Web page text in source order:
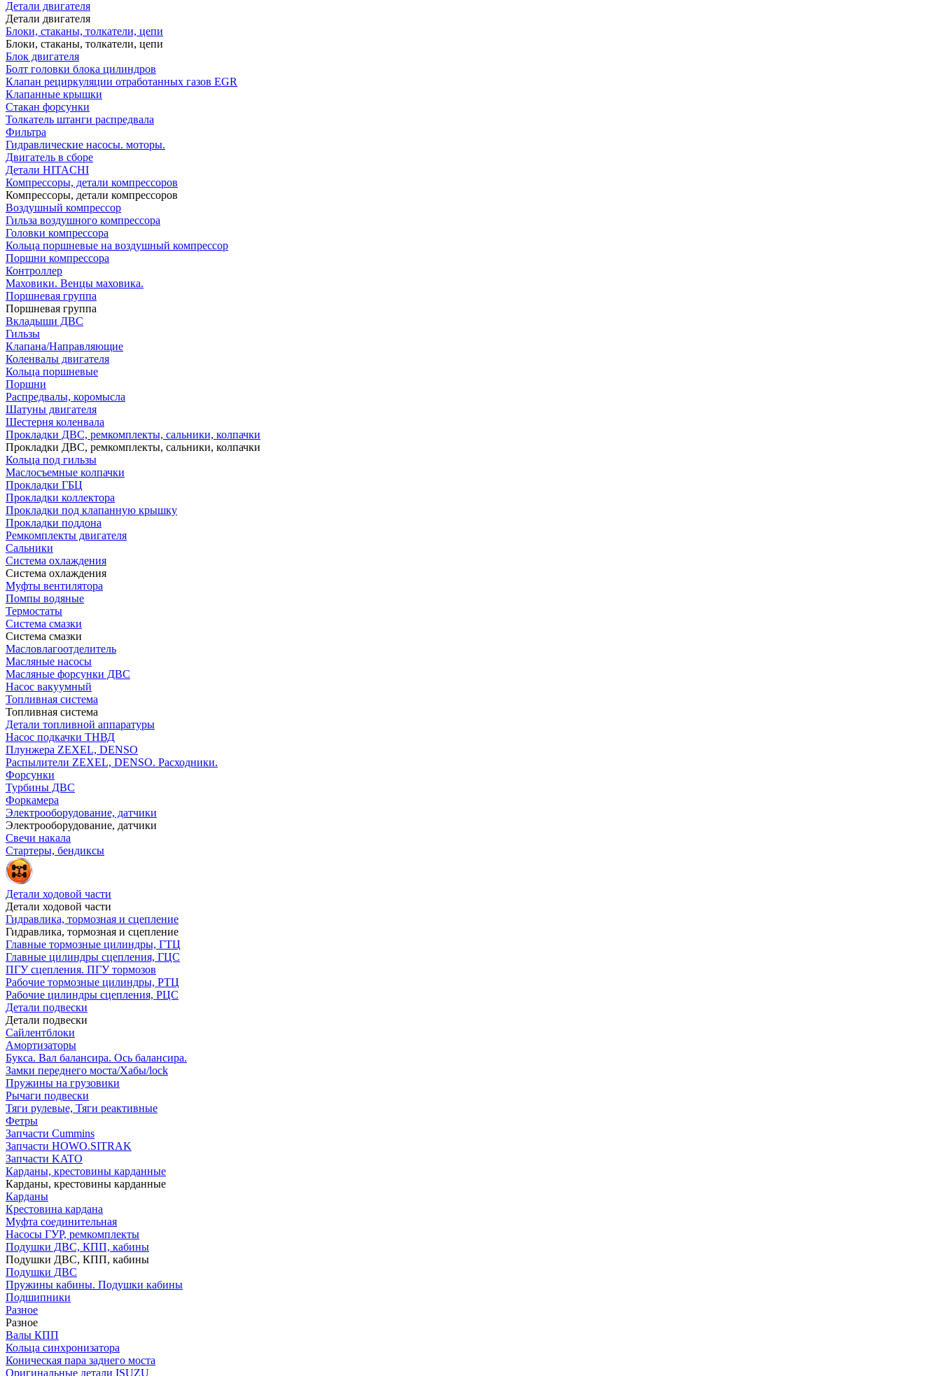
Детали двигателя
Детали двигателя
Блоки, стаканы, толкатели, цепи
Блоки, стаканы, толкатели, цепи
Блок двигателя
Болт головки блока цилиндров
Клапан рециркуляции отработанных газов EGR
Клапанные крышки
Стакан форсунки
Толкатель штанги распредвала
Фильтра
Гидравлические насосы. моторы.
Двигатель в сборе
Детали HITACHI
Компрессоры, детали компрессоров
Компрессоры, детали компрессоров
Воздушный компрессор
Гильза воздушного компрессора
Головки компрессора
Кольца поршневые на воздушный компрессор
Поршни компрессора
Контроллер
Маховики. Венцы маховика.
Поршневая группа
Поршневая группа
Вкладыши ДВС
Гильзы
Клапана/Направляющие
Коленвалы двигателя
Кольца поршневые
Поршни
Распредвалы, коромысла
Шатуны двигателя
Шестерня коленвала
Прокладки ДВС, ремкомплекты, сальники, колпачки
Прокладки ДВС, ремкомплекты, сальники, колпачки
Кольца под гильзы
Маслосъемные колпачки
Прокладки ГБЦ
Прокладки коллектора
Прокладки под клапанную крышку
Прокладки поддона
Ремкомплекты двигателя
Сальники
Система охлаждения
Система охлаждения
Муфты вентилятора
Помпы водяные
Термостаты
Система смазки
Система смазки
Масловлагоотделитель
Масляные насосы
Масляные форсунки ДВС
Насос вакуумный
Топливная система
Топливная система
Детали топливной аппаратуры
Насос подкачки ТНВД
Плунжера ZEXEL, DENSO
Распылители ZEXEL, DENSO. Расходники.
Форсунки
Турбины ДВС
Форкамера
Электрооборудование, датчики
Электрооборудование, датчики
Свечи накала
Стартеры, бендиксы
Детали ходовой части
Детали ходовой части
Гидравлика, тормозная и сцепление
Гидравлика, тормозная и сцепление
Главные тормозные цилиндры, ГТЦ
Главные цилиндры сцепления, ГЦС
ПГУ сцепления. ПГУ тормозов
Рабочие тормозные цилиндры, РТЦ
Рабочие цилиндры сцепления, РЦС
Детали подвески
Детали подвески
Cайлентблоки
Амортизаторы
Букса. Вал балансира. Ось балансира.
Замки переднего моста/Хабы/lock
Пружины на грузовики
Рычаги подвески
Тяги рулевые, Тяги реактивные
Фетры
Запчасти Cummins
Запчасти HOWO.SITRAK
Запчасти KATO
Карданы, крестовины карданные
Карданы, крестовины карданные
Карданы
Крестовина кардана
Муфта соединительная
Насосы ГУР, ремкомплекты
Подушки ДВС, КПП, кабины
Подушки ДВС, КПП, кабины
Подушки ДВС
Пружины кабины. Подушки кабины
Подшипники
Разное
Разное
Валы КПП
Кольца синхронизатора
Коническая пара заднего моста
Оригинальные детали ISUZU